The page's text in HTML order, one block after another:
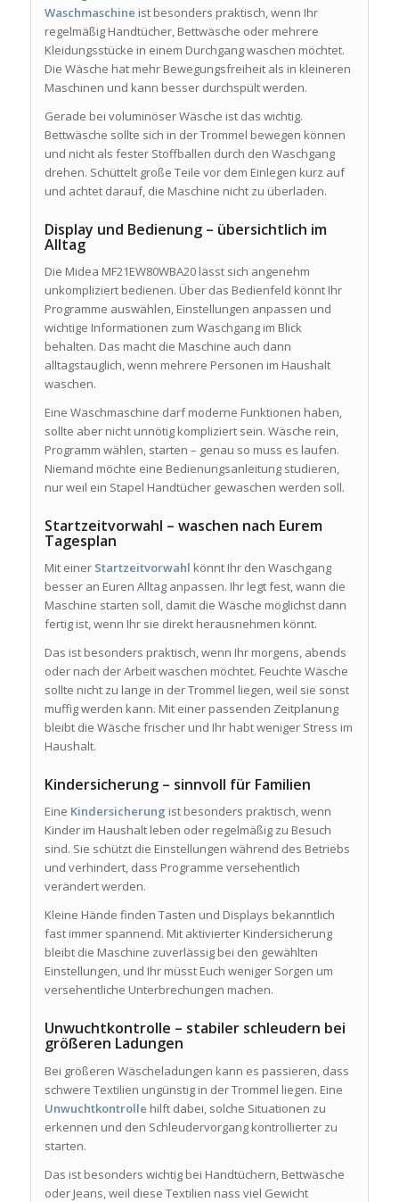
Waschmaschine ist besonders praktisch, wenn Ihr
regelmäßig Handtücher, Bettwäsche oder mehrere
Kleidungsstücke in einem Durchgang waschen möchtet.
Die Wäsche hat mehr Bewegungsfreiheit als in kleineren
Maschinen und kann besser durchspült werden.
Gerade bei voluminöser Wäsche ist das wichtig.
Bettwäsche sollte sich in der Trommel bewegen können
und nicht als fester Stoffballen durch den Waschgang
drehen. Schüttelt große Teile vor dem Einlegen kurz auf
und achtet darauf, die Maschine nicht zu überladen.
Display und Bedienung – übersichtlich im
Alltag
Die Midea MF21EW80WBA20 lässt sich angenehm
unkompliziert bedienen. Über das Bedienfeld könnt Ihr
Programme auswählen, Einstellungen anpassen und
wichtige Informationen zum Waschgang im Blick
behalten. Das macht die Maschine auch dann
alltagstauglich, wenn mehrere Personen im Haushalt
waschen.
Eine Waschmaschine darf moderne Funktionen haben,
sollte aber nicht unnötig kompliziert sein. Wäsche rein,
Programm wählen, starten – genau so muss es laufen.
Niemand möchte eine Bedienungsanleitung studieren,
nur weil ein Stapel Handtücher gewaschen werden soll.
Startzeitvorwahl – waschen nach Eurem
Tagesplan
Mit einer Startzeitvorwahl könnt Ihr den Waschgang
besser an Euren Alltag anpassen. Ihr legt fest, wann die
Maschine starten soll, damit die Wäsche möglichst dann
fertig ist, wenn Ihr sie direkt herausnehmen könnt.
Das ist besonders praktisch, wenn Ihr morgens, abends
oder nach der Arbeit waschen möchtet. Feuchte Wäsche
sollte nicht zu lange in der Trommel liegen, weil sie sonst
muffig werden kann. Mit einer passenden Zeitplanung
bleibt die Wäsche frischer und Ihr habt weniger Stress im
Haushalt.
Kindersicherung – sinnvoll für Familien
Eine Kindersicherung ist besonders praktisch, wenn
Kinder im Haushalt leben oder regelmäßig zu Besuch
sind. Sie schützt die Einstellungen während des Betriebs
und verhindert, dass Programme versehentlich
verändert werden.
Kleine Hände finden Tasten und Displays bekanntlich
fast immer spannend. Mit aktivierter Kindersicherung
bleibt die Maschine zuverlässig bei den gewählten
Einstellungen, und Ihr müsst Euch weniger Sorgen um
versehentliche Unterbrechungen machen.
Unwuchtkontrolle – stabiler schleudern bei
größeren Ladungen
Bei größeren Wäscheladungen kann es passieren, dass
schwere Textilien ungünstig in der Trommel liegen. Eine
Unwuchtkontrolle hilft dabei, solche Situationen zu
erkennen und den Schleudervorgang kontrollierter zu
starten.
Das ist besonders wichtig bei Handtüchern, Bettwäsche
oder Jeans, weil diese Textilien nass viel Gewicht